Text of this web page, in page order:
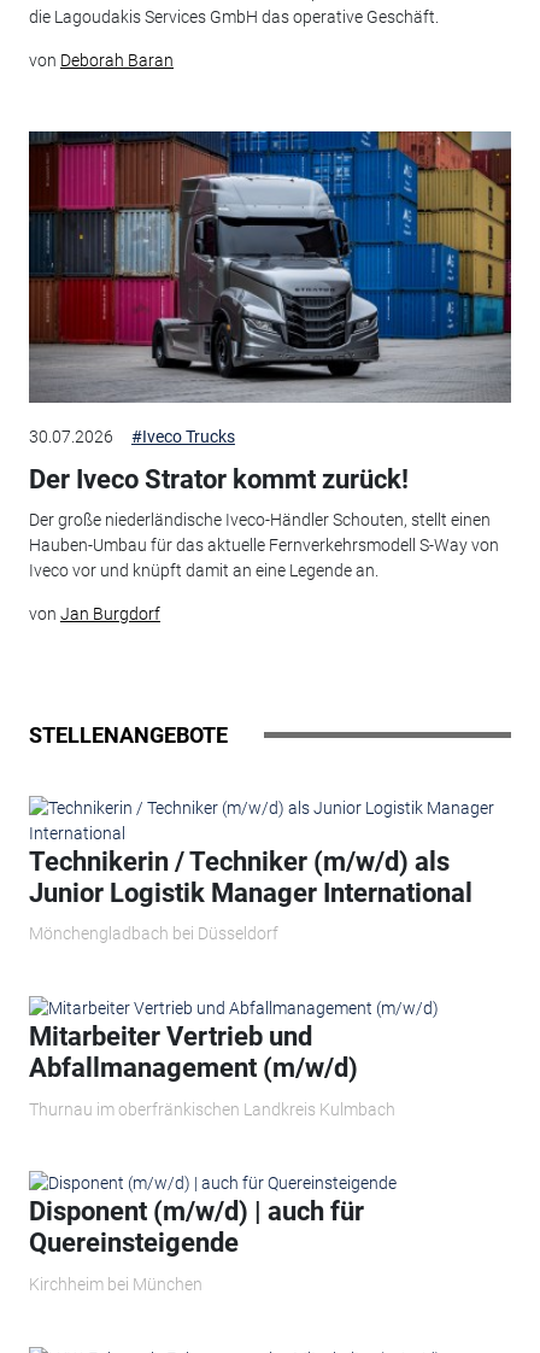
die Lagoudakis Services GmbH das operative Geschäft.
von Deborah Baran
30.07.2026 #Iveco Trucks
Der Iveco Strator kommt zurück!
Der große niederländische Iveco-Händler Schouten, stellt einen
Hauben-Umbau für das aktuelle Fernverkehrsmodell S-Way von
Iveco vor und knüpft damit an eine Legende an.
von Jan Burgdorf
STELLENANGEBOTE
Technikerin / Techniker (m/w/d) als
Junior Logistik Manager International
Mönchengladbach bei Düsseldorf
Mitarbeiter Vertrieb und
Abfallmanagement (m/w/d)
Thurnau im oberfränkischen Landkreis Kulmbach
Disponent (m/w/d) | auch für
Quereinsteigende
Kirchheim bei München